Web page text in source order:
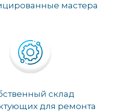
мастера
склад
для ремонта